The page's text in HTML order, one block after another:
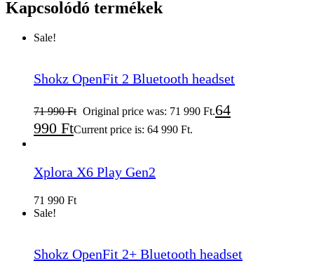
Kapcsolódó termékek
Sale!
Shokz OpenFit 2 Bluetooth headset
71 990Ft Original price was: 71 990 Ft.64
990 FtCurrent price is: 64 990 Ft.
Xplora X6 Play Gen2
71 990 Ft
Sale!
Shokz OpenFit 2+ Bluetooth headset